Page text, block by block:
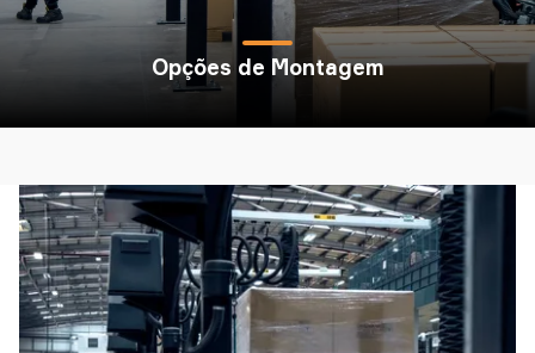
Opções de Montagem